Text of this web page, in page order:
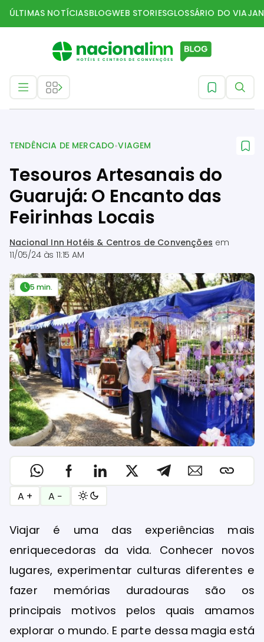
ÚLTIMAS NOTÍCIASBLOGWEB STORIESGLOSSÁRIO DO
Tendência de mercado
TENDÊNCIA DE MERCADO•VIAGEM
Tesouros Artesanais do
Guarujá: O Encanto das
Feirinhas Locais
Nacional Inn Hotéis & Centros de Convenções em
11/05/24 às 11:15 AM
5 min.
A + A −
Viajar é uma das experiências mais
enriquecedoras da vida. Conhecer novos
lugares, experimentar culturas diferentes e
fazer memórias duradouras são os
principais motivos pelos quais amamos
explorar o mundo. E parte dessa magia está